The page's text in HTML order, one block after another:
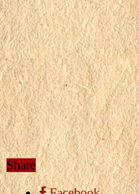
Share